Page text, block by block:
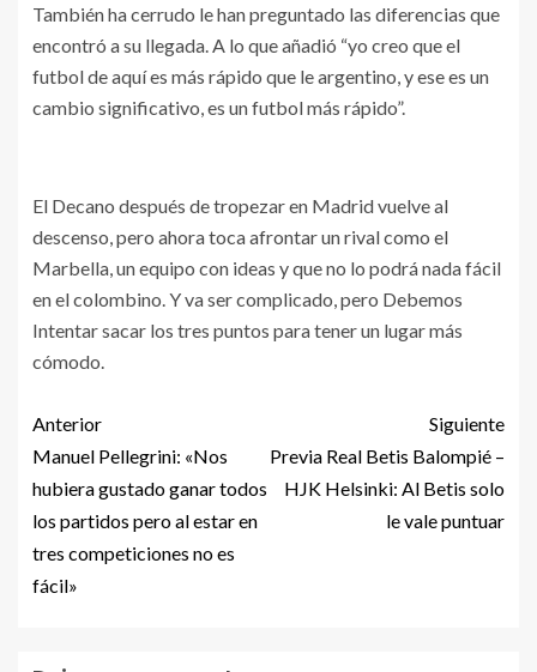
También ha cerrudo le han preguntado las diferencias que
encontró a su llegada. A lo que añadió “yo creo que el
futbol de aquí es más rápido que le argentino, y ese es un
cambio significativo, es un futbol más rápido”.
El Decano después de tropezar en Madrid vuelve al
descenso, pero ahora toca afrontar un rival como el
Marbella, un equipo con ideas y que no lo podrá nada fácil
en el colombino. Y va ser complicado, pero Debemos
Intentar sacar los tres puntos para tener un lugar más
cómodo.
Anterior
Manuel Pellegrini: «Nos
hubiera gustado ganar todos
los partidos pero al estar en
tres competiciones no es
fácil»
Siguiente
Previa Real Betis Balompié –
HJK Helsinki: Al Betis solo
le vale puntuar